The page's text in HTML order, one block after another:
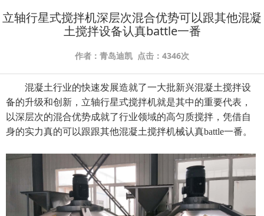
立轴行星式搅拌机深层次混合优势可以跟其他混凝
土搅拌设备认真battle一番
作者：青岛迪凯 点击：4346次
混凝土行业的快速发展造就了一大批新兴混凝土搅拌设
备的升级和创新， 立轴行星式搅拌机就是其中的重要代表，
以深层次的混合优势成就了行业领域的高匀质搅拌，凭借自
身的实力真的可以跟跟其他混凝土搅拌机械认真battle一番。